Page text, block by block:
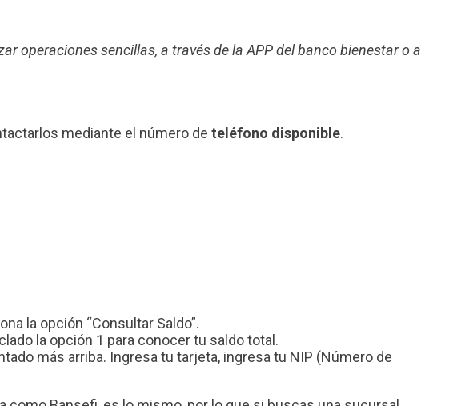
operaciones sencillas, a través de la APP del banco bienestar o a
mediante el número de teléfono disponible.
la opción “Consultar Saldo”.
la opción 1 para conocer tu saldo total.
más arriba. Ingresa tu tarjeta, ingresa tu NIP (Número de